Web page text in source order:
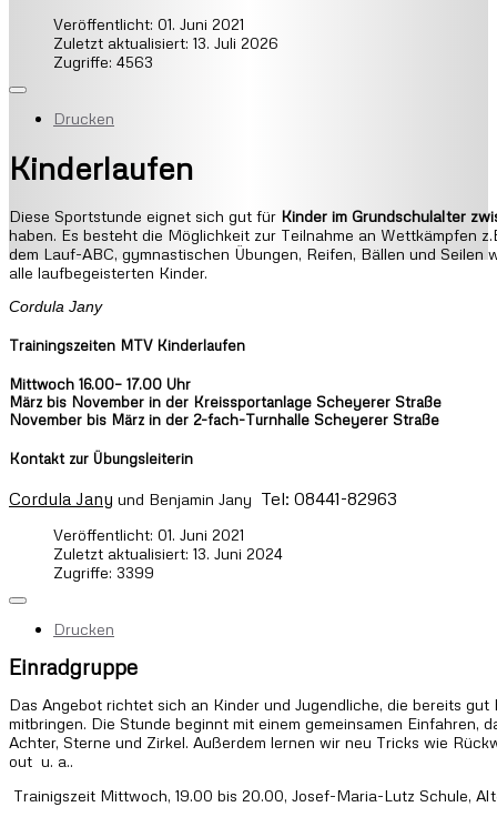
Veröffentlicht: 01. Juni 2021
Zuletzt aktualisiert: 13. Juli 2026
Zugriffe: 4563
Drucken
Kinderlaufen
Diese Sportstunde eignet sich gut für Kinder im Grundschulalter
haben. Es besteht die Möglichkeit zur Teilnahme an Wettkämpfen
dem Lauf-ABC, gymnastischen Übungen, Reifen, Bällen und
alle laufbegeisterten Kinder.
Cordula Jany
Trainingszeiten MTV Kinderlaufen
Mittwoch 16.00– 17.00 Uhr
März bis November in der Kreissportanlage Scheyerer Straße
November bis März in der 2-fach-Turnhalle Scheyerer Straße
Kontakt zur Übungsleiterin
Cordula Jany und Benjamin Jany Tel: 08441-82963
Veröffentlicht: 01. Juni 2021
Zuletzt aktualisiert: 13. Juni 2024
Zugriffe: 3399
Drucken
Einradgruppe
Das Angebot richtet sich an Kinder und Jugendliche, die bereits
mitbringen. Die Stunde beginnt mit einem gemeinsamen Einfahren,
Achter, Sterne und Zirkel. Außerdem lernen wir neu Tricks wie
out u. a..
Trainigszeit Mittwoch, 19.00 bis 20.00, Josef-Maria-Lutz Schule,